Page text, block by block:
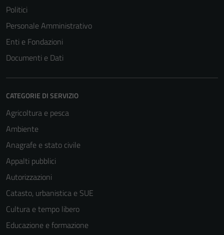
Politici
Personale Amministrativo
Enti e Fondazioni
Documenti e Dati
CATEGORIE DI SERVIZIO
Agricoltura e pesca
Ambiente
Anagrafe e stato civile
Appalti pubblici
Autorizzazioni
Catasto, urbanistica e SUE
Cultura e tempo libero
Educazione e formazione